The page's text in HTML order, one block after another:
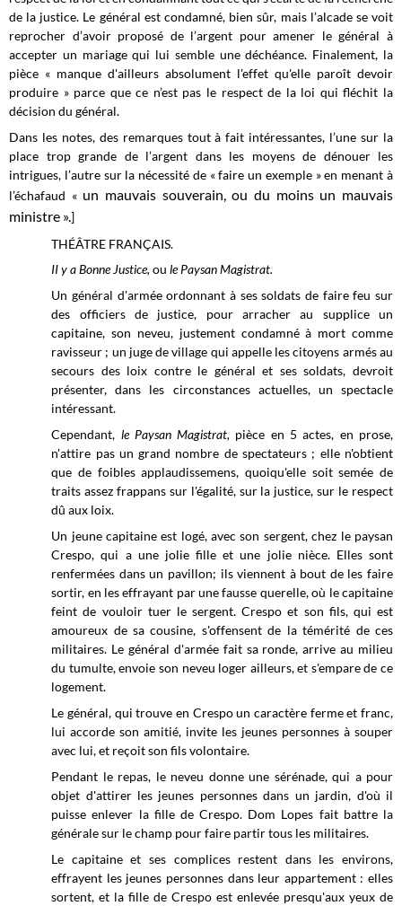
de la justice. Le général est condamné, bien sûr, mais l’alcade se voit
reprocher d’avoir proposé de l’argent pour amener le général à
accepter un mariage qui lui semble une déchéance. Finalement, la
pièce « manque d'ailleurs absolument l'effet qu'elle paroît devoir
produire » parce que ce n’est pas le respect de la loi qui fléchit la
décision du général.
Dans les notes, des remarques tout à fait intéressantes, l’une sur la
place trop grande de l’argent dans les moyens de dénouer les
intrigues, l’autre sur la nécessité de « faire un exemple » en menant à
l’échafaud « un mauvais souverain, ou du moins un mauvais
ministre ».]
THÉÂTRE FRANÇAIS.
II y a Bonne Justice,oule Paysan Magistrat.
Un général d'armée ordonnant à ses soldats de faire feu sur
des officiers de justice, pour arracher au supplice un
capitaine, son neveu, justement condamné à mort comme
ravisseur ; un juge de village qui appelle les citoyens armés au
secours des loix contre le général et ses soldats, devroit
présenter, dans les circonstances actuelles, un spectacle
intéressant.
Cependant, le Paysan Magistrat, pièce en 5 actes, en prose,
n'attire pas un grand nombre de spectateurs ; elle n'obtient
que de foibles applaudissemens, quoiqu'elle soit semée de
traits assez frappans sur l'égalité, sur la justice, sur le respect
dû aux loix.
Un jeune capitaine est logé, avec son sergent, chez le paysan
Crespo, qui a une jolie fille et une jolie nièce. Elles sont
renfermées dans un pavillon; ils viennent à bout de les faire
sortir, en les effrayant par une fausse querelle, où le capitaine
feint de vouloir tuer le sergent. Crespo et son fils, qui est
amoureux de sa cousine, s'offensent de la témérité de ces
militaires. Le général d'armée fait sa ronde, arrive au milieu
du tumulte, envoie son neveu loger ailleurs, et s'empare de ce
logement.
Le général, qui trouve en Crespo un caractère ferme et franc,
lui accorde son amitié, invite les jeunes personnes à souper
avec lui, et reçoit son fils volontaire.
Pendant le repas, le neveu donne une sérénade, qui a pour
objet d'attirer les jeunes personnes dans un jardin, d'où il
puisse enlever la fille de Crespo. Dom Lopes fait battre la
générale sur le champ pour faire partir tous les militaires.
Le capitaine et ses complices restent dans les environs,
effrayent les jeunes personnes dans leur appartement : elles
sortent, et la fille de Crespo est enlevée presqu'aux yeux de